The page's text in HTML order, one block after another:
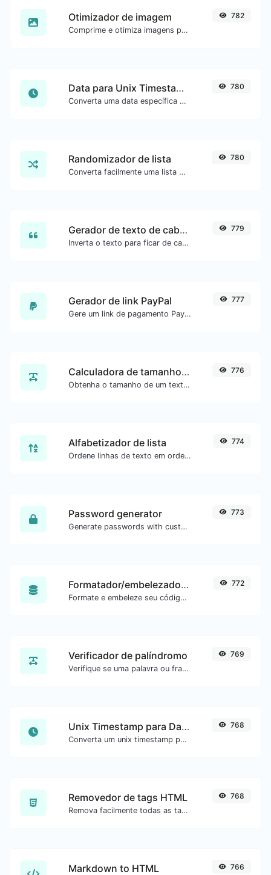
Otimizador de imagem
Comprime e otimiza imagens para um tamanho menor mantendo alta qualidade.
782
Data para Unix Timestamp
Converta uma data específica para o formato unix timestamp.
780
Randomizador de lista
Converta facilmente uma lista de texto em uma lista aleatória.
780
Gerador de texto de cabeça para baixo
Inverta o texto para ficar de cabeça para baixo com facilidade.
779
Gerador de link PayPal
Gere um link de pagamento PayPal com facilidade.
777
Calculadora de tamanho de texto
Obtenha o tamanho de um texto em Bytes (B), Kilobytes (KB) ou Megabytes (MB).
776
Alfabetizador de lista
Ordene linhas de texto em ordem alfabética (A-Z ou Z-A) com facilidade.
774
Password generator
Generate passwords with custom length and custom settings.
773
Formatador/embelezador de SQL
Formate e embeleze seu código SQL com facilidade.
772
Verificador de palíndromo
Verifique se uma palavra ou frase é palíndromo (se lê igual de trás para frente).
769
Unix Timestamp para Data
Converta um unix timestamp para UTC e sua data local.
768
Removedor de tags HTML
Remova facilmente todas as tags HTML de um bloco de texto.
768
Markdown to HTML 766